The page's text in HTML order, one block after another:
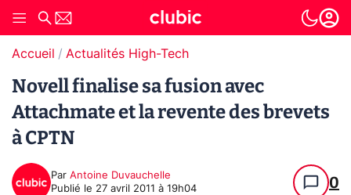
Accueil Actualités High-Tech
Novell finalise sa fusion avec
Attachmate et la revente des brevets
à CPTN
Par Antoine Duvauchelle
Publié le 27 avril 2011 à 19h04 0